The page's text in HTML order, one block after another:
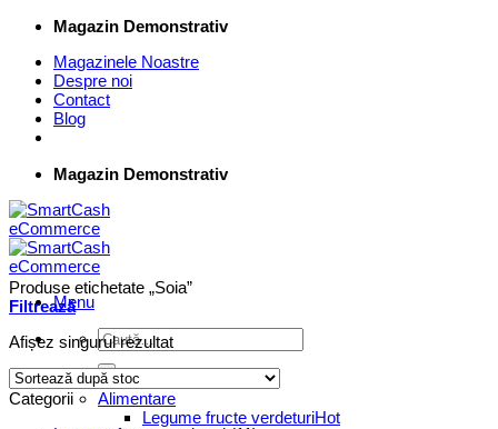
Skip
content
Magazin Demonstrativ
Magazinele Noastre
Despre noi
Contact
Blog
Magazin Demonstrativ
Menu
Caută
după:
Supermarket Online
Alimentare
Legume fructe verdeturi
Produse etichetate „Soia”
Filtrează
Afișez singurul rezultat
Categorii